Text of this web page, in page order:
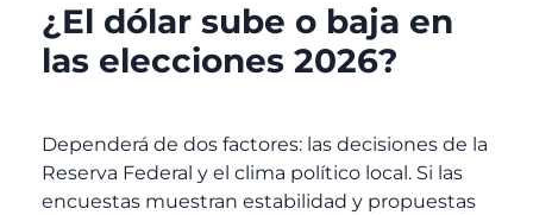
¿El dólar sube o baja en
las elecciones 2026?
Dependerá de dos factores: las decisiones de la
Reserva Federal y el clima político local. Si las
encuestas muestran estabilidad y propuestas